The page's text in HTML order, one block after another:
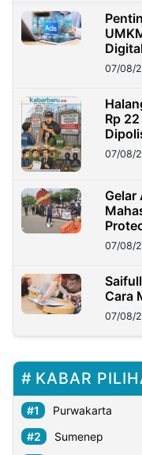
07/08/
Rp
07/08/
Gelar
07/08/
Cara
07/08/
KABAR
Purwakarta
Sumenep